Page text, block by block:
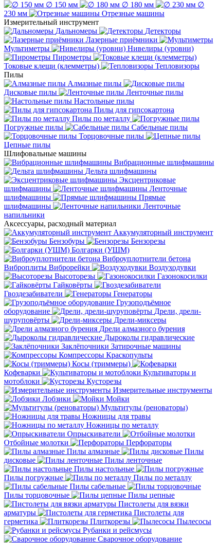
∅ 150 мм
∅ 180 мм
∅
230 мм
Отрезные машины
Измерительный инструмент
Дальномеры
Детекторы
Лазерные приёмники
Мультиметры
Нивелиры (уровни)
Пирометры
Токовые клещи (клемметры)
Тепловизоры
Пилы
Алмазные пилы
Дисковые пилы
Ленточные пилы
Настольные пилы
Пилы для гипсокартона
Пилы по металлу
Погружные пилы
Сабельные пилы
Торцовочные пилы
Цепные пилы
Шлифовальные машины
Вибрационные шлифмашины
Дельта шлифмашины
Эксцентриковые
шлифмашины
Ленточные
шлифмашины
Прямые
шлифмашины
Ленточные
напильники
Аксессуары, расходный материал
Аккумуляторный инструмент
Бензобуры
Бензорезы
Болгарки (УШМ)
Виброуплотнители бетона
Виброплиты Виброрейки
Воздуходувки
Высоторезы
Газонокосилки
Гайковёрты
Гвоздезабиватели
Генераторы
Грузоподъёмное
оборудование
Дрели, дрели-
шуруповёрты
Дрели-миксеры
Дрели алмазного бурения
Дыроколы гидравлические
Заклёпочники Затирочные машины
Компрессоры Краскопульты
Косы (триммеры)
Кофеварки
Культиваторы и
мотоблоки
Кусторезы
Измерительные инструменты
Лобзики
Мойки
Мультитулы (реноваторы)
Ножницы для травы
Ножницы по металлу
Опрыскиватели
Отбойные молотки
Перфораторы
Пилы алмазные
Пилы
дисковые
Пилы ленточные
Пилы настольные
Пилы погружные
Пилы по металлу
Пилы сабельные
Пилы торцовочные
Пилы цепные
Пистолеты для вязки
арматуры
Пистолеты для
герметика
Плиткорезы
Пылесосы
Рубанки и рейсмусы
Сварочное оборудование